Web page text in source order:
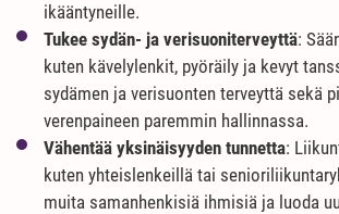
ikääntyneille.
Tukee sydän- ja verisuoniterveyttä:
kuten kävelylenkit, pyöräily ja kevyt
sydämen ja verisuonten terveyttä sekä
verenpaineen paremmin hallinnassa.
Vähentää yksinäisyyden tunnetta:
kuten yhteislenkeillä tai
muita samanhenkisiä ihmisiä ja luoda